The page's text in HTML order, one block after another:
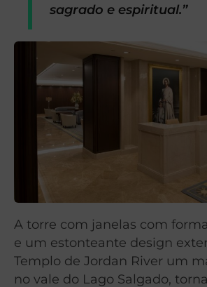
sagrado e espiritual.”
A torre com janelas com
e um estonteante design
Templo de Jordan River um
no vale do Lago Salgado,